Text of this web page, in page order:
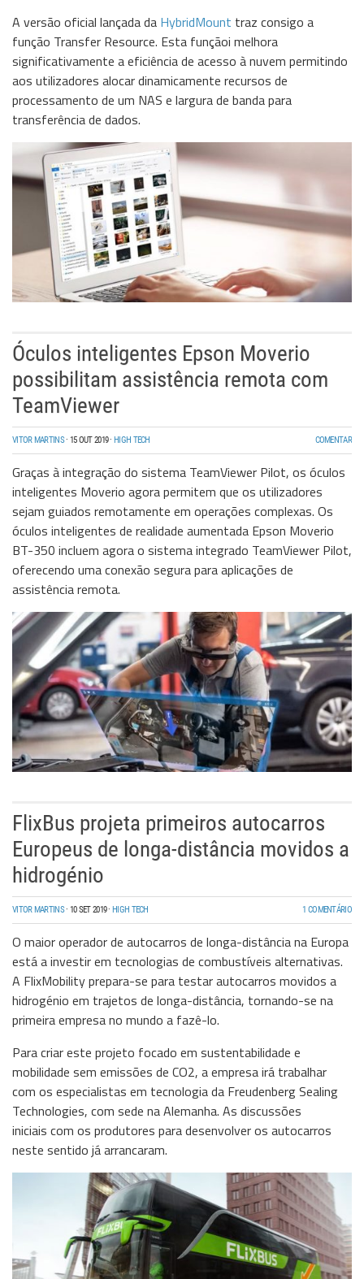
A versão oficial lançada da HybridMount traz consigo a
função Transfer Resource. Esta funçãoi melhora
significativamente a eficiência de acesso à nuvem permitindo
aos utilizadores alocar dinamicamente recursos de
processamento de um NAS e largura de banda para
transferência de dados.
Óculos inteligentes Epson Moverio
possibilitam assistência remota com
TeamViewer
VITOR MARTINS· 15 OUT 2019·HIGH TECH COMENTAR
Graças à integração do sistema TeamViewer Pilot, os óculos
inteligentes Moverio agora permitem que os utilizadores
sejam guiados remotamente em operações complexas. Os
óculos inteligentes de realidade aumentada Epson Moverio
BT-350 incluem agora o sistema integrado TeamViewer Pilot,
oferecendo uma conexão segura para aplicações de
assistência remota.
FlixBus projeta primeiros autocarros
Europeus de longa-distância movidos a
hidrogénio
VITOR MARTINS· 10 SET 2019·HIGH TECH 1 COMENTÁRIO
O maior operador de autocarros de longa-distância na Europa
está a investir em tecnologias de combustíveis alternativas.
A FlixMobility prepara-se para testar autocarros movidos a
hidrogénio em trajetos de longa-distância, tornando-se na
primeira empresa no mundo a fazê-lo.
Para criar este projeto focado em sustentabilidade e
mobilidade sem emissões de CO2, a empresa irá trabalhar
com os especialistas em tecnologia da Freudenberg Sealing
Technologies, com sede na Alemanha. As discussões
iniciais com os produtores para desenvolver os autocarros
neste sentido já arrancaram.